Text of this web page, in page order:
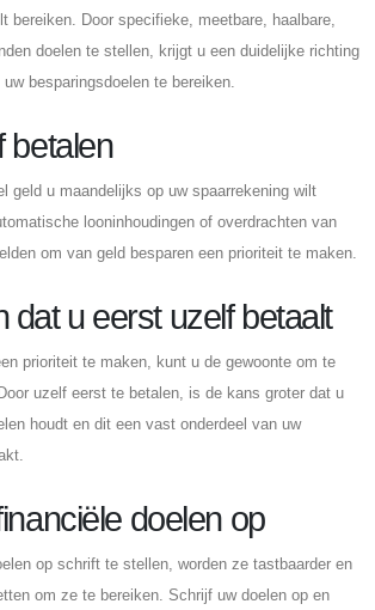
bereiken. Door specifieke, meetbare, haalbare,
doelen te stellen, krijgt u een duidelijke richting
besparingsdoelen te bereiken.
betalen
geld u maandelijks op uw spaarrekening wilt
looninhoudingen of overdrachten van
om van geld besparen een prioriteit te maken.
dat u eerst uzelf betaalt
prioriteit te maken, kunt u de gewoonte om te
uzelf eerst te betalen, is de kans groter dat u
houdt en dit een vast onderdeel van uw
doelen op
op schrift te stellen, worden ze tastbaarder en
om ze te bereiken. Schrijf uw doelen op en